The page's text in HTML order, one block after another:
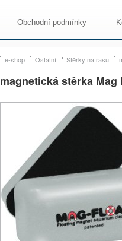
Obchodní podmínky
e-shop Ostatní Stěrky na řasu
magnetická stěrka Mag